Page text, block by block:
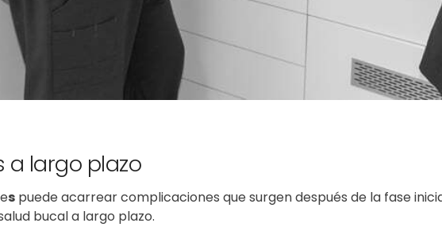
largo plazo
s puede acarrear complicaciones que surgen después de la fase
bucal a largo plazo.